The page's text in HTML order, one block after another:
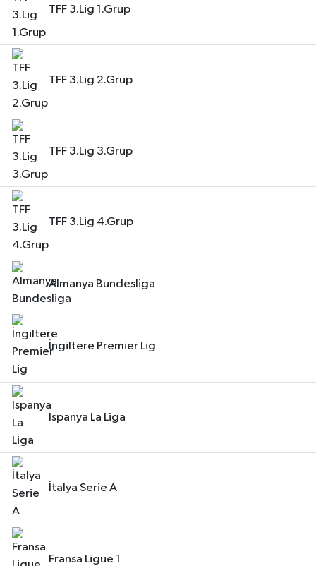
TFF 3.Lig 1.Grup
TFF 3.Lig 2.Grup
TFF 3.Lig 3.Grup
TFF 3.Lig 4.Grup
Almanya Bundesliga
İngiltere Premier Lig
İspanya La Liga
İtalya Serie A
Fransa Ligue 1
Spor
Televizyon
Yaşam